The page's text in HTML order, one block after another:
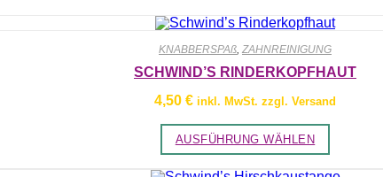
KNABBERSPAß ZAHNREINIGUNG
SCHWIND’S RINDERKOPFHAUT
4,50 € inkl. MwSt. zzgl. Versand
AUSFÜHRUNG WÄHLEN
weist
mehrere